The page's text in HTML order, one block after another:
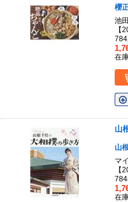
櫻
池
【
在
山
山
マ
【
在